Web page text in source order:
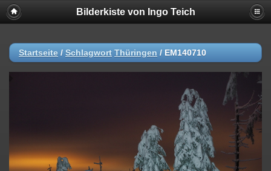
Bilderkiste von Ingo Teich
Startseite / Schlagwort Thüringen / EM140710